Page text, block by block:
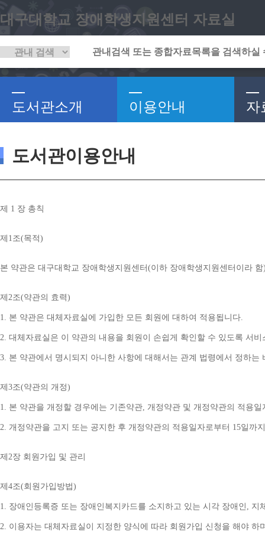
대구대학교 장애학생지원센터 자료실
도서관소개 이용안내 자
도서관이용안내
제 1 장 총칙
제 1조(목적)
본 약관은 대구대학교 장애학생지원센터 (이하 장애학생지원센터이라 함
제 2조(약관의 효력)
1. 본 약관은 대체자료실에 가입한 모든 회원에 대하여 적용됩니다.
2. 대체자료실은 이 약관의 내용을 회원이 손쉽게 확인할 수 있도록 서
3. 본 약관에서 명시되지 아니한 사항에 대해서는 관계 법령에서 정하는
제 3조(약관의 개정)
1. 본 약관을 개정할 경우에는 기존약관, 개정약관 및 개정약관의 적용
2. 개정약관을 고지 또는 공지한 후 개정약관의 적용일자로부터 15일까
제 2장 회원가입 및 관리
제 4조(회원가입방법)
1. 장애인등록증 또는 장애인복지카드를 소지하고 있는 시각 장애인 , 지
2. 이용자는 대체자료실이 지정한 양식에 따라 회원가입 신청을 해야 하